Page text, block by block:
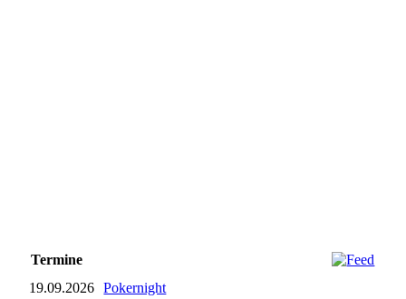
Termine
19.09.2026
Pokernight